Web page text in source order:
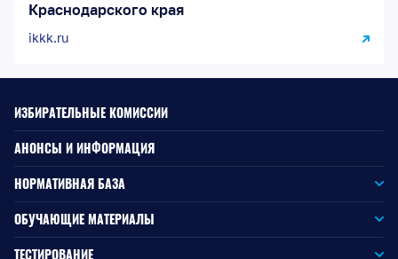
Краснодарского края
ikkk.ru
ИЗБИРАТЕЛЬНЫЕ КОМИССИИ
АНОНСЫ И ИНФОРМАЦИЯ
НОРМАТИВНАЯ БАЗА
Законодательство РФ
Законодательство КК
ОБУЧАЮЩИЕ МАТЕРИАЛЫ
Для окружной избирательной комиссии
ТЕСТИРОВАНИЕ